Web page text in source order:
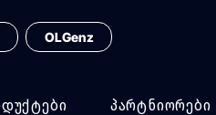
OLGenz
პარტნიორები